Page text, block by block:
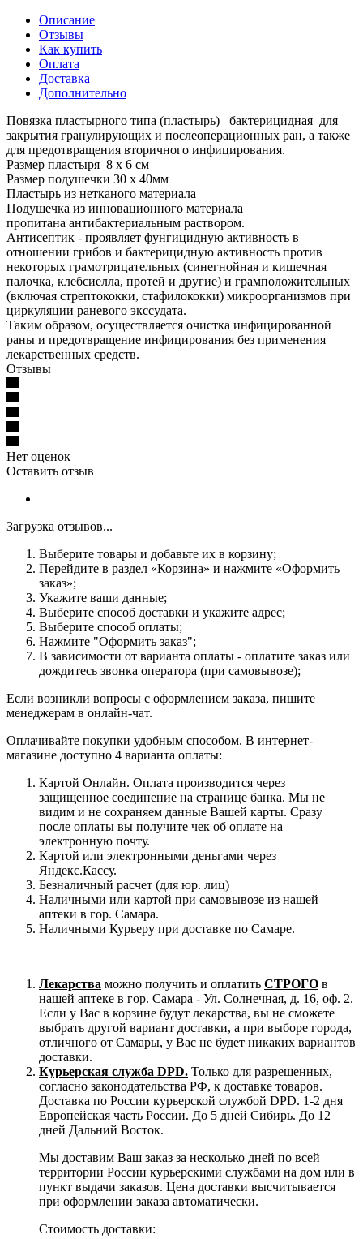
Описание
Отзывы
Как купить
Оплата
Доставка
Дополнительно
Повязка пластырного типа (пластырь) бактерицидная для
закрытия гранулирующих и послеоперационных ран, а также
для предотвращения вторичного инфицирования.
Размер пластыря 8 х 6 см
Размер подушечки 30 х 40мм
Пластырь из нетканого материала
Подушечка из инновационного материала
пропитана антибактериальным раствором.
Антисептик - проявляет фунгицидную активность в
отношении грибов и бактерицидную активность против
некоторых грамотрицательных (синегнойная и кишечная
палочка, клебсиелла, протей и другие) и грамположительных
(включая стрептококки, стафилококки) микроорганизмов при
циркуляции раневого экссудата.
Таким образом, осуществляется очистка инфицированной
раны и предотвращение инфицирования без применения
лекарственных средств.
Отзывы
Нет оценок
Оставить отзыв
Загрузка отзывов...
Выберите товары и добавьте их в корзину;
Перейдите в раздел «Корзина» и нажмите «Оформить
заказ»;
Укажите ваши данные;
Выберите способ доставки и укажите адрес;
Выберите способ оплаты;
Нажмите "Оформить заказ";
В зависимости от варианта оплаты - оплатите заказ или
дождитесь звонка оператора (при самовывозе);
Если возникли вопросы с оформлением заказа, пишите
менеджерам в онлайн-чат.
Оплачивайте покупки удобным способом. В интернет-
магазине доступно 4 варианта оплаты:
Картой Онлайн. Оплата производится через
защищенное соединение на странице банка. Мы не
видим и не сохраняем данные Вашей карты. Сразу
после оплаты вы получите чек об оплате на
электронную почту.
Картой или электронными деньгами через
Яндекс.Кассу.
Безналичный расчет (для юр. лиц)
Наличными или картой при самовывозе из нашей
аптеки в гор. Самара.
Наличными Курьеру при доставке по Самаре.
Лекарства можно получить и оплатить СТРОГО в
нашей аптеке в гор. Самара - Ул. Солнечная, д. 16, оф. 2.
Если у Вас в корзине будут лекарства, вы не сможете
выбрать другой вариант доставки, а при выборе города,
отличного от Самары, у Вас не будет никаких вариантов
доставки.
Курьерская служба DPD. Только для разрешенных,
согласно законодательства РФ, к доставке товаров.
Доставка по России курьерской службой DPD. 1-2 дня
Европейская часть России. До 5 дней Сибирь. До 12
дней Дальний Восток.
Мы доставим Ваш заказ за несколько дней по всей
территории России курьерскими службами на дом или в
пункт выдачи заказов. Цена доставки высчитывается
при оформлении заказа автоматически.
Стоимость доставки: